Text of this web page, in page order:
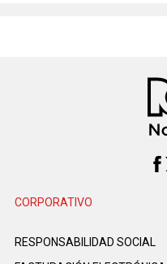
CORPORATIVO
RESPONSABILIDAD SOCIAL